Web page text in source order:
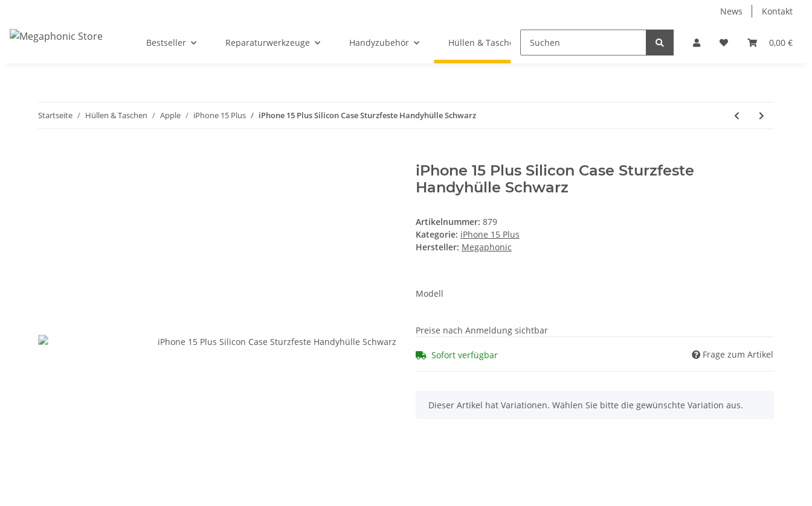
News Kontakt
0,00 €
Bestseller Reparaturwerkzeuge Handyzubehör Hüllen & Taschen Displayschutzfolien Elektronische Geräte
Startseite Hüllen & Taschen Apple iPhone 15 Plus iPhone 15 Plus Silicon Case Sturzfeste Handyhülle Schwarz
iPhone 15 Plus Silicon Case Sturzfeste
Handyhülle Schwarz
Artikelnummer: 879
Kategorie: iPhone 15 Plus
Hersteller: Megaphonic
Modell
Preise nach Anmeldung sichtbar
Sofort verfügbar Frage zum Artikel
x
Dieser Artikel hat Variationen. Wählen Sie bitte die gewünschte Variation aus.